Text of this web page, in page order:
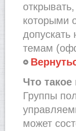
которыми
темам
Что
Группы
может